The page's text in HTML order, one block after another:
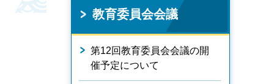
教育委員会会議
第12回教育委員会会議の開
催予定について